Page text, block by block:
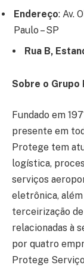
Endereço: Av.
Paulo – SP
Rua B,
Sobre o Grupo
Fundado em
presente em
Protege tem
logística,
serviços
eletrônica,
terceirização
relacionadas à
por quatro
Protege